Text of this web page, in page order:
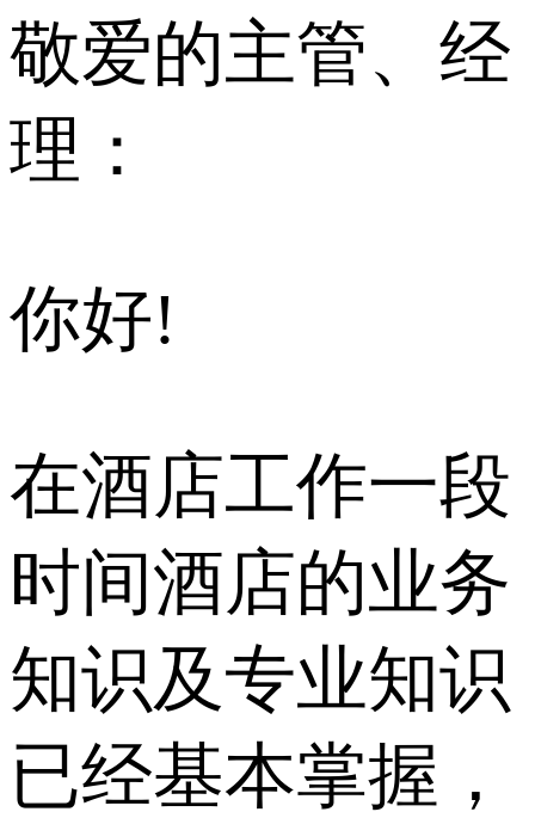
敬爱的主管、经
理：
你好!
在酒店工作一段
时间酒店的业务
知识及专业知识
已经基本掌握，